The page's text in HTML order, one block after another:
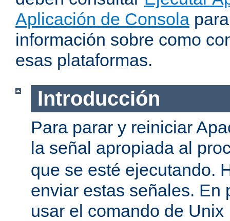
Aplicación de Consola
información sobre como
esas plataformas.
Introducción
Para parar y reiniciar
la señal apropiada al
que se esté ejecutando.
enviar estas señales. En
usar el comando de Unix